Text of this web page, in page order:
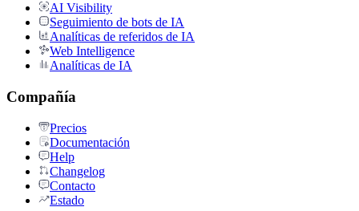
AI Visibility
Seguimiento de bots de IA
Analíticas de referidos de IA
Web Intelligence
Analíticas de IA
Compañía
Precios
Documentación
Help
Changelog
Contacto
Estado